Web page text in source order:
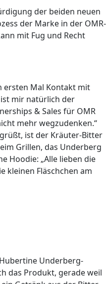
der beiden neuen
der Marke in der OMR-
mit Fug und Recht
ersten Mal Kontakt mit
mir natürlich der
& Sales für OMR
mehr wegzudenken.“
ist der Kräuter-Bitter
Grillen, das Underberg
Hoodie: „Alle lieben die
kleinen Fläschchen am
Underberg-
das Produkt, gerade weil